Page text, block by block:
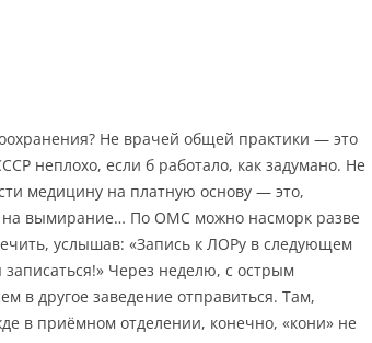
Не врачей общей практики — это
неплохо, если б работало, как задумано. Не
медицину на платную основу — это,
на вымирание… По ОМС можно насморк разве
услышав: «Запись к ЛОРу в следующем
Через неделю, с острым
в другое заведение отправиться. Там,
в приёмном отделении, конечно, «кони» не